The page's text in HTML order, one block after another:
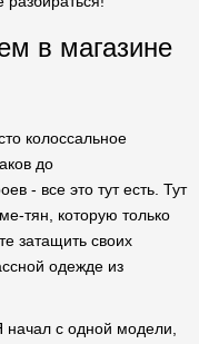
в магазине
колоссальное
до
- все это тут есть. Тут
тян, которую только
затащить своих
одежде из
начал с одной модели,